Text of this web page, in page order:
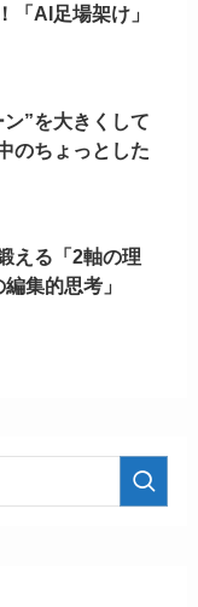
「AI足場架け」
”を大きくして
のちょっとした
える「2軸の理
集的思考」